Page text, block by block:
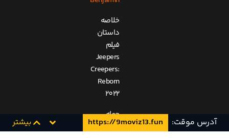
خلاصه
داستان
فیلم
Jeepers
Creepers:
Reborn
2022
حمله
دیگر
آدرس موقت: https://9moviz13.fun بیشتر